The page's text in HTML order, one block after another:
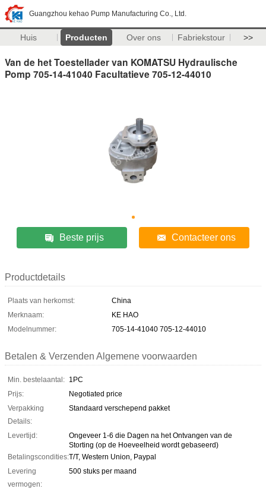
Guangzhou kehao Pump Manufacturing Co., Ltd.
Huis Producten Over ons Fabriekstour >>
Van de het Toestellader van KOMATSU Hydraulische
Pomp 705-14-41040 Facultatieve 705-12-44010
Beste prijs Contacteer ons
Productdetails
Plaats van herkomst:
China
Merknaam:
KE HAO
Modelnummer:
705-14-41040 705-12-44010
Betalen & Verzenden Algemene voorwaarden
Min. bestelaantal: 1PC
Prijs:
Negotiated price
Verpakking
Details:
Standaard verschepend pakket
Levertijd:
Ongeveer 1-6 die Dagen na het Ontvangen van de
Storting (op de Hoeveelheid wordt gebaseerd)
Betalingscondities:T/T, Western Union, Paypal
Levering
vermogen:
500 stuks per maand